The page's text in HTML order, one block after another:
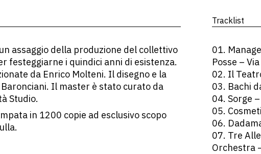
assaggio della produzione del collettivo
festeggiarne i quindici anni di esistenza.
da Enrico Molteni. Il disegno e la
Il master è stato curato da
Studio.
in 1200 copie ad esclusivo scopo
Tracklist
01.
Posse –
02. Il
03. Bachi
04. Sorge
05.
06.
07. Tre
Orchestra